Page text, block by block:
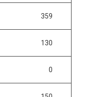
359
130
0